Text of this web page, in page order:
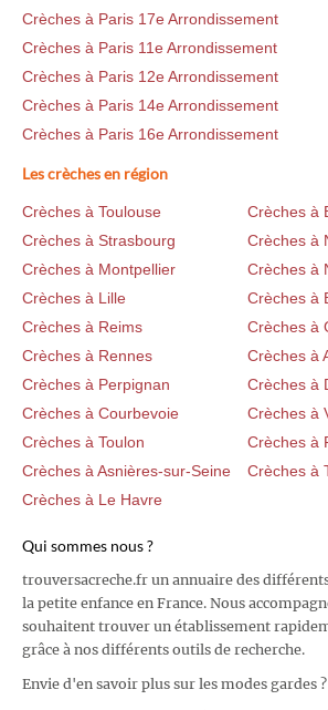
Crèches à Paris 17e Arrondissement
Crèches à Paris 11e Arrondissement
Crèches à Paris 12e Arrondissement
Crèches à Paris 14e Arrondissement
Crèches à Paris 16e Arrondissement
Les crèches en région
Crèches à Toulouse
Crèches à
Crèches à Strasbourg
Crèches à
Crèches à Montpellier
Crèches à
Crèches à Lille
Crèches à
Crèches à Reims
Crèches à
Crèches à Rennes
Crèches à
Crèches à Perpignan
Crèches à
Crèches à Courbevoie
Crèches à
Crèches à Toulon
Crèches à
Crèches à Asnières-sur-Seine
Crèches à
Crèches à Le Havre
Qui sommes nous ?
trouversacreche.fr un annuaire des
la petite enfance en France. Nous
souhaitent trouver un établissement
grâce à nos différents outils de recherche.
Envie d'en savoir plus sur les modes gardes ?